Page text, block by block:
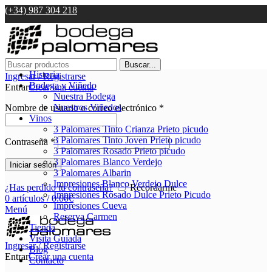
(+34) 987 304 218
Buscar...
Ingresar / Registrarse
EntrarCrear una cuenta
Nombre de usuario o correo electrónico *
Contraseña *
Iniciar sesión
¿Has perdido tu contraseña?
Recordarme
0 artículos / 0.00€
Menú
Ingresar / Registrarse
EntrarCrear una cuenta
Historia
Bodega y Viñedo
Nuestra Bodega
Nuestros Viñedos
Vinos
3 Palomares Tinto Crianza Prieto picudo
3 Palomares Tinto Joven Prieto picudo
3 Palomares Rosado Prieto picudo
3 Palomares Blanco Verdejo
3 Palomares Albarin
Impresiones Blanco Verdejo Dulce
Impresiones Rosado Dulce Prieto Picudo
Impresiones Cueva
Reserva Carmen
Tienda
Visita Guiada
Blog
Contacto